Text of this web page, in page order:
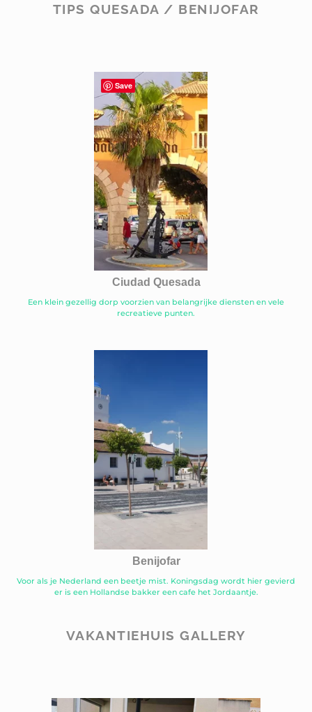
TIPS QUESADA / BENIJOFAR
Ciudad Quesada
Een klein gezellig dorp voorzien van belangrijke diensten en vele
recreatieve punten.
Benijofar
Voor als je Nederland een beetje mist. Koningsdag wordt hier gevierd
er is een Hollandse bakker een cafe het Jordaantje.
VAKANTIEHUIS GALLERY
Save